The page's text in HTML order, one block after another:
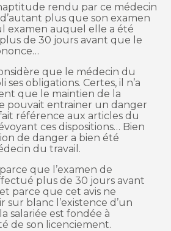
rendu par ce médecin
plus que son examen
examen auquel elle a été
de 30 jours avant que le
que le médecin du
ses obligations. Certes, il n’a
que le maintien de la
pouvait entrainer un danger
référence aux articles du
ces dispositions… Bien
de danger a bien été
du travail.
que l’examen de
plus de 30 jours avant
et parce que cet avis ne
sur blanc l’existence d’un
salariée est fondée à
de son licenciement.